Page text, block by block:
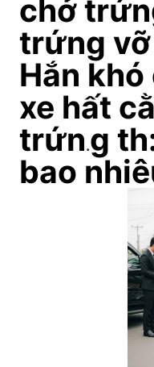
chở
trứng
Hắn
xe hất
trứn.g
bao